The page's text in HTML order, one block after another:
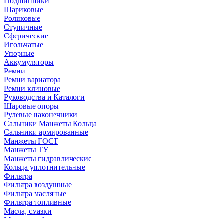
Шариковые
Роликовые
Ступичные
Сферические
Игольчатые
Упорные
Аккумуляторы
Ремни
Ремни вариатора
Ремни клиновые
Руководства и Каталоги
Шаровые опоры
Рулевые наконечники
Сальники Манжеты Кольца
Сальники армированные
Манжеты ГОСТ
Манжеты ТУ
Манжеты гидравлические
Кольца уплотнительные
Фильтра
Фильтра воздушные
Фильтра масляные
Фильтра топливные
Масла, смазки